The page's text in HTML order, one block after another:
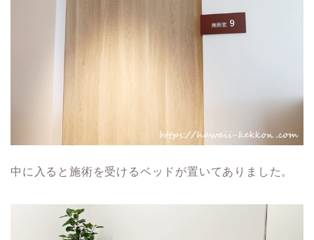
中に入ると施術を受けるベッドが置いてありました。